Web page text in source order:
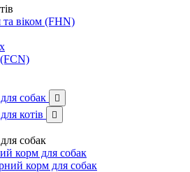
віком (FHN)
собак

котів 
собак
корм для собак
корм для собак